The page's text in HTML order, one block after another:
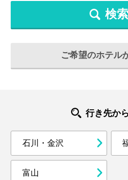
検索
ご希望のホテル
行き先か
石川・金沢
富山